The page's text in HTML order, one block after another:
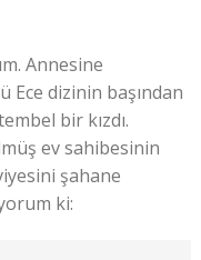
Annesine
Ece dizinin başından
bir kızdı.
ev sahibesinin
şahane
ki: